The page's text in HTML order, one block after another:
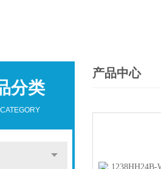
分类
产品中心